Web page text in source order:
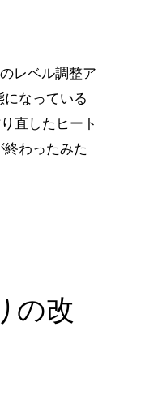
レベル調整ア
なっている
直したヒート
わったみた
の改